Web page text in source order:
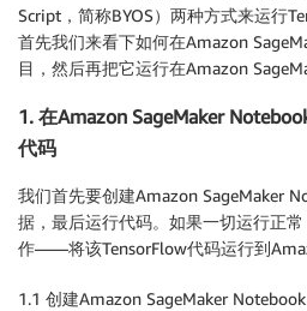
Script，简称BYOS）两种方式来运行
首先我们来看下如何在Amazon
目，然后再把它运行在Amazon
1. 在Amazon SageMaker
代码
我们首先要创建Amazon SageMaker
据，最后运行代码。如果一切运行正
作——将该TensorFlow代码运行到
1.1 创建Amazon SageMaker Notebook